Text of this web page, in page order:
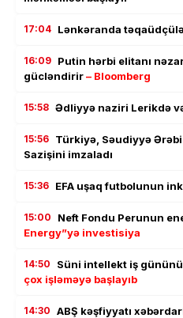
17:04 Lənkəranda
16:09 Putin hərbi elitanı
gücləndirir– Bloomberg
15:58 Ədliyyə naziri Lerikdə
15:56 Türkiyə, Səudiyyə
Sazişini imzaladı
15:36 EFA uşaq futbolunun
15:00 Neft Fondu Perunun
Energy”yə investisiya
14:50 Süni intellekt iş gününü
çox işləməyə başlayıb
14:30 ABŞ kəşfiyyatı